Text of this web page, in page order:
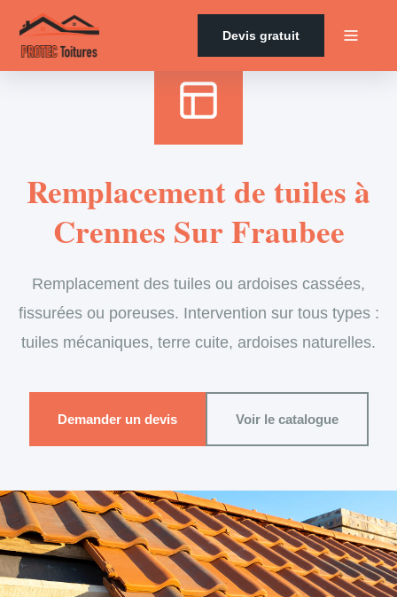
Devis gratuit
Remplacement de tuiles à
Crennes Sur Fraubee
Remplacement des tuiles ou ardoises cassées,
fissurées ou poreuses. Intervention sur tous types :
tuiles mécaniques, terre cuite, ardoises naturelles.
Demander un devis Voir le catalogue